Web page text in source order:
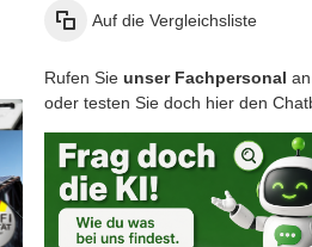
Auf die Vergleichsliste
Rufen Sieunser Fachpersonal
oder testen Sie doch hier den